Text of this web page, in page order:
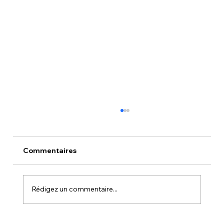
Commentaires
Rédigez un commentaire...